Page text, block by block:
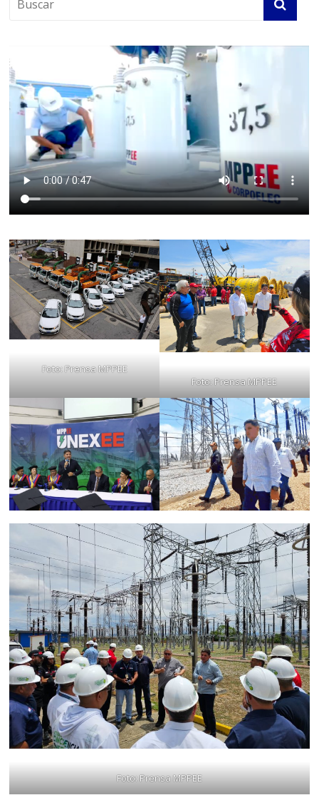
Foto: Prensa MPPEE
Foto: Prensa MPPEE
Foto: Prensa MPPEE